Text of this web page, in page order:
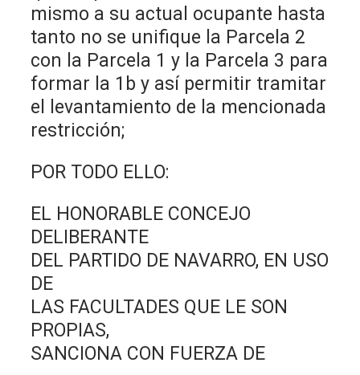
mismo a su actual ocupante hasta
tanto no se unifique la Parcela 2
con la Parcela 1 y la Parcela 3 para
formar la 1b y así permitir tramitar
el levantamiento de la mencionada
restricción;
POR TODO ELLO:
EL HONORABLE CONCEJO
DELIBERANTE
DEL PARTIDO DE NAVARRO, EN USO
DE
LAS FACULTADES QUE LE SON
PROPIAS,
SANCIONA CON FUERZA DE